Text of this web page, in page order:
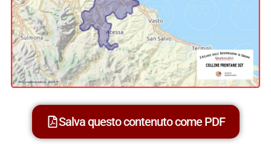
Salva questo contenuto come PDF